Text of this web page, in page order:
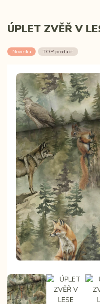
ÚPLET ZVĚŘ V
Novinka TOP produkt